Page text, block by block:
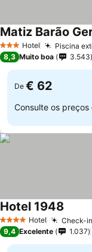
3 EstrelasHotel Piscina
Matiz Barão
8,3 Muito boa 3.543
De € 62
Consulte os preços
4 EstrelasHotel Check-
Hotel 1948
9,4 Excelente 1.037